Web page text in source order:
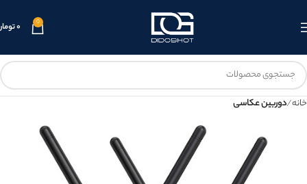
0 ۰
خانه دوربین عکاسی